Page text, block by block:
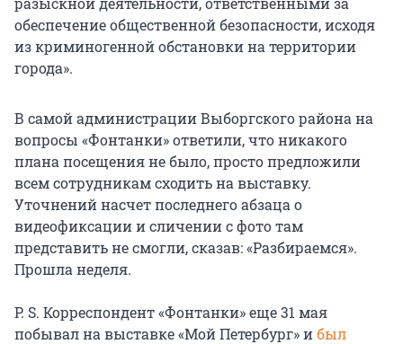
обеспечение общественной безопасности, исходя
из криминогенной обстановки на территории
города».
В самой администрации Выборгского района на
вопросы «Фонтанки» ответили, что никакого
плана посещения не было, просто предложили
всем сотрудникам сходить на выставку.
Уточнений насчет последнего абзаца о
видеофиксации и сличении с фото там
представить не смогли, сказав: «Разбираемся».
Прошла неделя.
P. S. Корреспондент «Фонтанки» еще 31 мая
побывал на выставке «Мой Петербург» ибыл